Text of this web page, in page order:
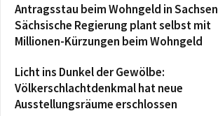
Antragsstau beim Wohngeld in
Sächsische Regierung plant selbst mit
Millionen-Kürzungen beim Wohngeld
Licht ins Dunkel der Gewölbe:
Völkerschlachtdenkmal hat neue
Ausstellungsräume erschlossen